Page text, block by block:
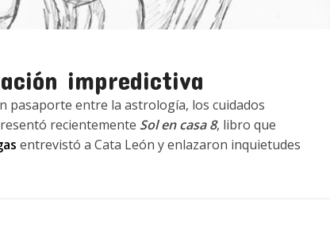
impredictiva
pasaporte entre la astrología, los cuidados
recientemente Sol en casa 8, libro que
entrevistó a Cata León y enlazaron inquietudes